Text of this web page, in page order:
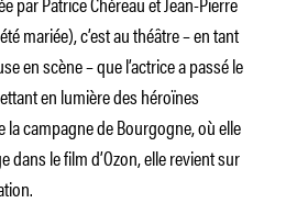
mariée), c’est au théâtre – en tant
en scène – que l’actrice a passé le
en lumière des héroïnes
la campagne de Bourgogne, où elle
le film d’Ozon, elle revient sur